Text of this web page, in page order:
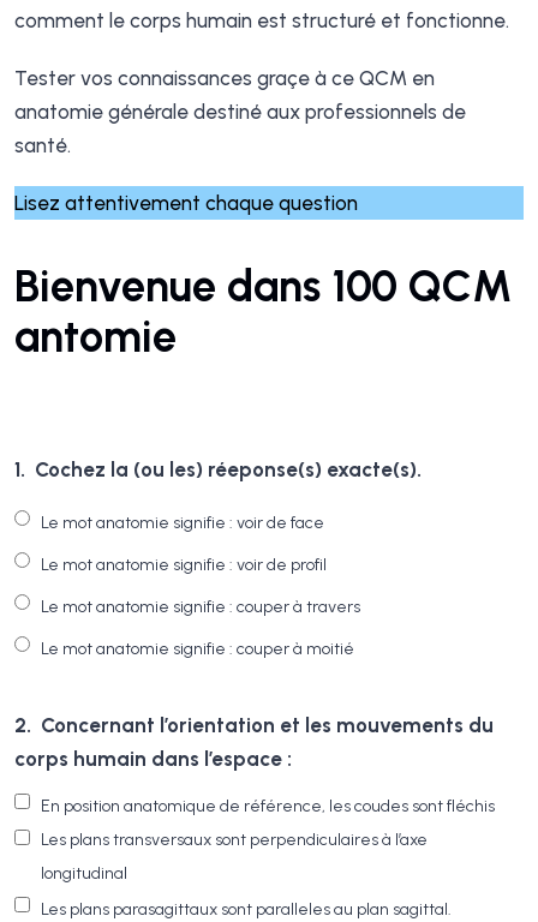
comment le corps humain est structuré et fonctionne.
Tester vos connaissances graçe à ce QCM en
anatomie générale destiné aux professionnels de
santé.
Lisez attentivement chaque question
Bienvenue dans 100 QCM
antomie
1. Cochez la (ou les) réeponse(s) exacte(s).
Le mot anatomie signifie : voir de face
Le mot anatomie signifie : voir de profil
Le mot anatomie signifie : couper à travers
Le mot anatomie signifie : couper à moitié
2. Concernant l’orientation et les mouvements du
corps humain dans l’espace :
En position anatomique de référence, les coudes sont fléchis
Les plans transversaux sont perpendiculaires à l’axe
longitudinal
Les plans parasagittaux sont paralleles au plan sagittal.